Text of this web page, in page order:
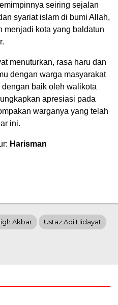
seiring sejalan
syariat islam di bumi Allah,
menjadi kota yang baldatun
menuturkan, rasa haru dan
dengan warga masyarakat
baik oleh walikota
apresiasi pada
warganya yang telah
ini.
Harisman
Akbar Ustaz Adi Hidayat